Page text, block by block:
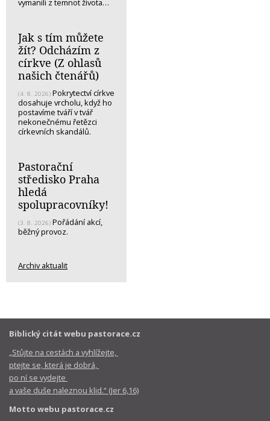
vymanili z temnot života…
Jak s tím můžete
žít? Odcházím z
církve (Z ohlasů
našich čtenářů)
(4. 8. 2026) Pokrytectví církve
dosahuje vrcholu, když ho
postavíme tváří v tvář
nekonečnému řetězci
církevních skandálů.
Pastorační
středisko Praha
hledá
spolupracovníky!
(3. 8. 2026) Pořádání akcí,
běžný provoz.
Archiv aktualit
Biblický citát webu pastorace.cz
„Stůjte na cestách a vyhlížejte,
ptejte se, která je dobrá,
po ní se vydejte
a vaše duše naleznou klid.“ (Jer 6,16)
Motto webu pastorace.cz